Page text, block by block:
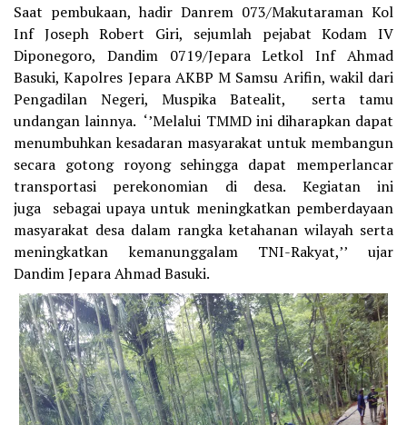
Saat pembukaan, hadir Danrem 073/Makutaraman Kol
Inf Joseph Robert Giri, sejumlah pejabat Kodam IV
Diponegoro, Dandim 0719/Jepara Letkol Inf Ahmad
Basuki, Kapolres Jepara AKBP M Samsu Arifin, wakil dari
Pengadilan Negeri, Muspika Batealit, serta tamu
undangan lainnya. ‘’Melalui TMMD ini diharapkan dapat
menumbuhkan kesadaran masyarakat untuk membangun
secara gotong royong sehingga dapat memperlancar
transportasi perekonomian di desa. Kegiatan ini
juga sebagai upaya untuk meningkatkan pemberdayaan
masyarakat desa dalam rangka ketahanan wilayah serta
meningkatkan kemanunggalam TNI-Rakyat,’’ ujar
Dandim Jepara Ahmad Basuki.